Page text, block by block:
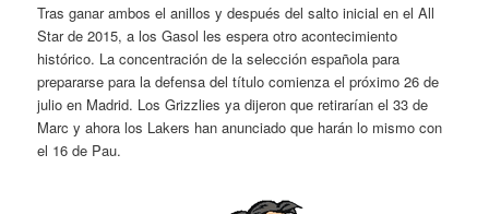
Tras ganar ambos el anillos y después del salto inicial en el All
Star de 2015, a los Gasol les espera otro acontecimiento
histórico. La concentración de la selección española para
prepararse para la defensa del título comienza el próximo 26 de
julio en Madrid. Los Grizzlies ya dijeron que retirarían el 33 de
Marc y ahora los Lakers han anunciado que harán lo mismo con
el 16 de Pau.